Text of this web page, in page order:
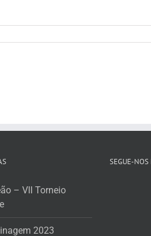
– VII Torneio
2023
SEGUE-